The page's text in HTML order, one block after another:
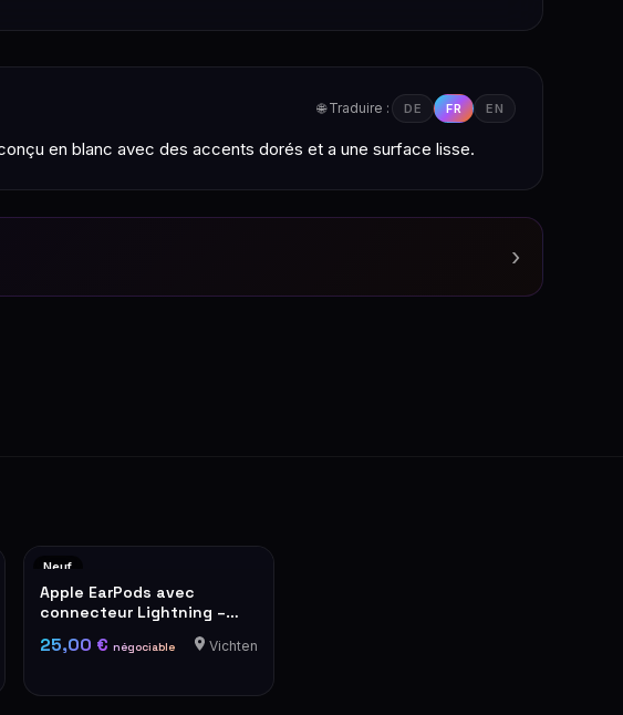
🌐 Traduire : DE FR EN
en blanc avec des accents dorés et a une surface lisse.
›
Neuf
Apple EarPods avec
connecteur Lightning –
25,00 € négociable Vichten